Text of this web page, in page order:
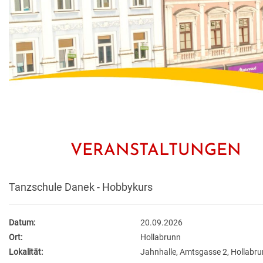
VERANSTALTUNGEN
Tanzschule Danek - Hobbykurs
Datum:
20.09.2026
Ort:
Hollabrunn
Lokalität:
Jahnhalle, Amtsgasse 2,